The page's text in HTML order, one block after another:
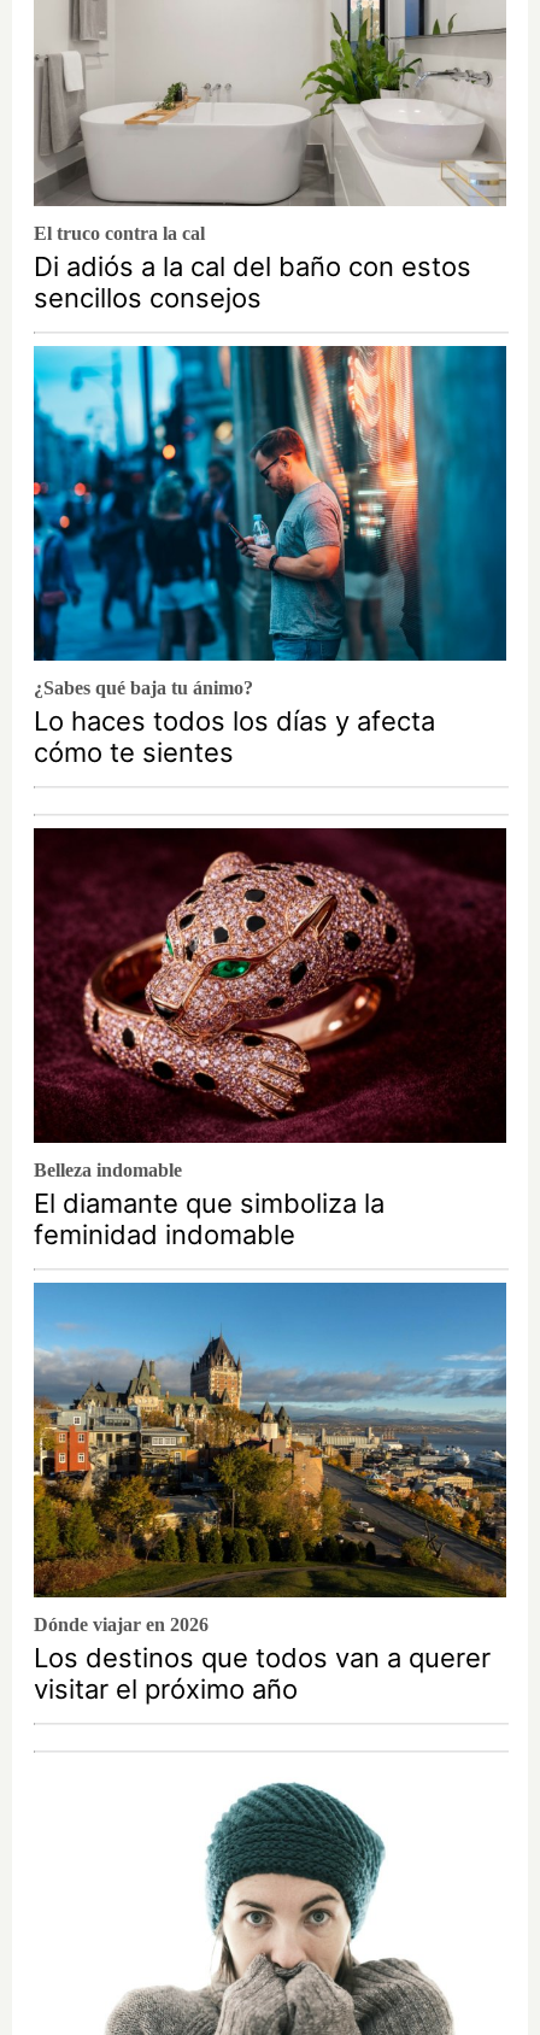
El truco contra la cal
Di adiós a la cal del baño con estos
sencillos consejos
¿Sabes qué baja tu ánimo?
Lo haces todos los días y afecta
cómo te sientes
Belleza indomable
El diamante que simboliza la
feminidad indomable
Dónde viajar en 2026
Los destinos que todos van a querer
visitar el próximo año